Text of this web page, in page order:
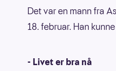
Det var en mann fra
18. februar. Han
- Livet er bra nå